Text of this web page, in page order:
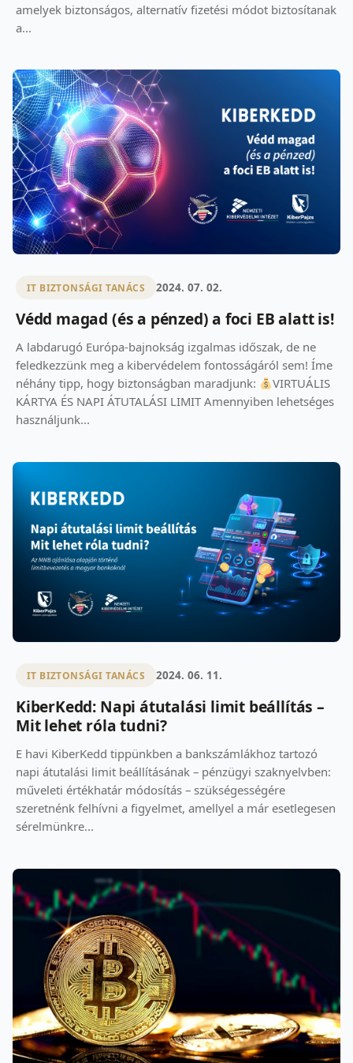
amelyek biztonságos, alternatív fizetési módot biztosítanak
a...
IT BIZTONSÁGI TANÁCS 2024. 07. 02.
Védd magad (és a pénzed) a foci EB alatt is!
A labdarugó Európa-bajnokság izgalmas időszak, de ne
feledkezzünk meg a kibervédelem fontosságáról sem! Íme
néhány tipp, hogy biztonságban maradjunk:
VIRTUÁLIS
KÁRTYA ÉS NAPI ÁTUTALÁSI LIMIT Amennyiben lehetséges
használjunk...
IT BIZTONSÁGI TANÁCS 2024. 06. 11.
KiberKedd: Napi átutalási limit beállítás –
Mit lehet róla tudni?
E havi KiberKedd tippünkben a bankszámlákhoz tartozó
napi átutalási limit beállításának – pénzügyi szaknyelvben:
műveleti értékhatár módosítás – szükségességére
szeretnénk felhívni a figyelmet, amellyel a már esetlegesen
sérelmünkre...